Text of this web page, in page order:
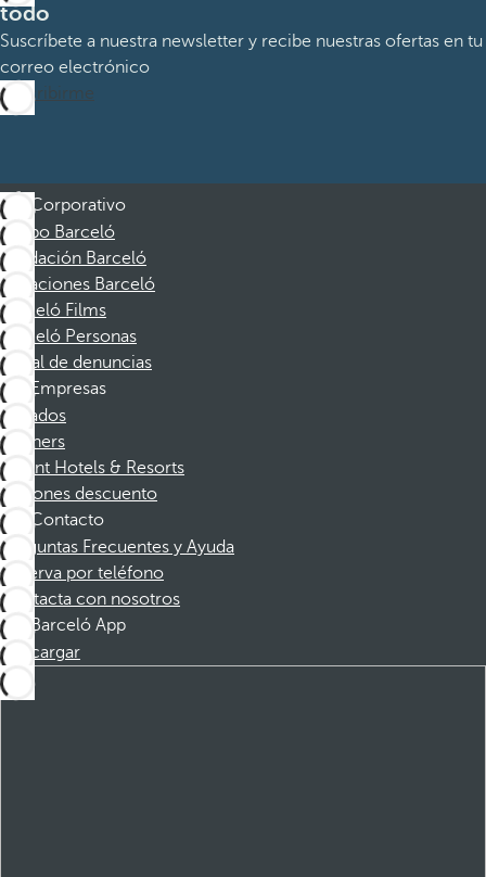
todo
Suscríbete a nuestra newsletter y recibe nuestras ofertas en tu
correo electrónico
Suscribirme
Corporativo
Grupo Barceló
Fundación Barceló
Vacaciones Barceló
Barceló Films
Barceló Personas
Canal de denuncias
Empresas
Afiliados
Partners
Dorint Hotels & Resorts
Cupones descuento
Contacto
Preguntas Frecuentes y Ayuda
Reserva por teléfono
Contacta con nosotros
Barceló App
Descargar